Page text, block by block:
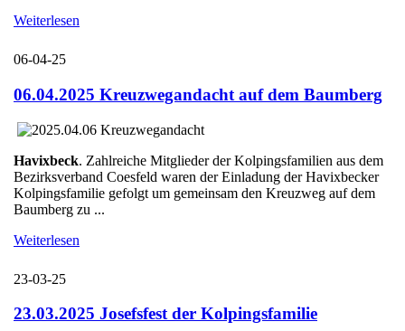
Weiterlesen
06-04-25
06.04.2025 Kreuzwegandacht auf dem Baumberg
Havixbeck. Zahlreiche Mitglieder der Kolpingsfamilien aus dem
Bezirksverband Coesfeld waren der Einladung der Havixbecker
Kolpingsfamilie gefolgt um gemeinsam den Kreuzweg auf dem
Baumberg zu ...
Weiterlesen
23-03-25
23.03.2025 Josefsfest der Kolpingsfamilie